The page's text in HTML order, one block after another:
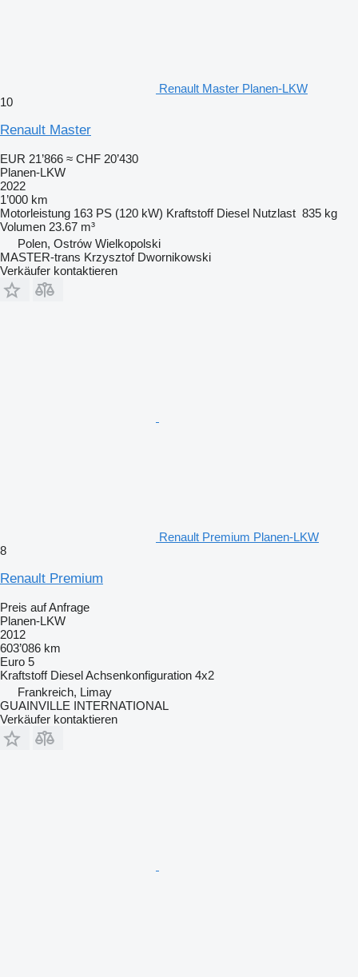
Renault Master Planen-LKW
10
Renault Master
EUR 21’866 ≈ CHF 20’430
Planen-LKW
2022
1’000 km
Motorleistung 163 PS (120 kW) Kraftstoff Diesel Nutzlast 835 kg
Volumen 23.67 m³
Polen, Ostrów Wielkopolski
MASTER-trans Krzysztof Dwornikowski
Verkäufer kontaktieren
Renault Premium Planen-LKW
8
Renault Premium
Preis auf Anfrage
Planen-LKW
2012
603’086 km
Euro 5
Kraftstoff DieselAchsenkonfiguration 4x2
Frankreich, Limay
GUAINVILLE INTERNATIONAL
Verkäufer kontaktieren